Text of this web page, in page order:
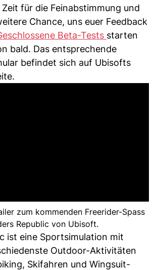
für die Feinabstimmung und
Chance, uns euer Feedback
Beta-Tests starten
bald. Das entsprechende
befindet sich auf Ubisofts
zum kommenden Freerider-Spass
Republic von Ubisoft.
ist eine Sportsimulation mit
Outdoor-Aktivitäten
Skifahren und Wingsuit-